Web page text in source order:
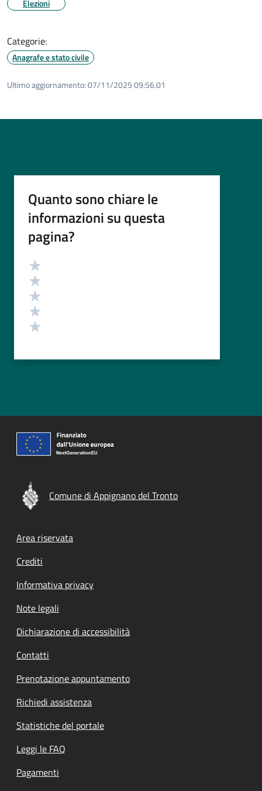
Elezioni
Categorie:
Anagrafe e stato civile
Ultimo aggiornamento:07/11/2025 09:56.01
Quanto sono chiare le
informazioni su questa
pagina?
Valutazione
Comune di Appignano del Tronto
Footer menu
Area riservata
Crediti
Informativa privacy
Note legali
Dichiarazione di accessibilità
Contatti
Prenotazione appuntamento
Richiedi assistenza
Statistiche del portale
Leggi le FAQ
Pagamenti